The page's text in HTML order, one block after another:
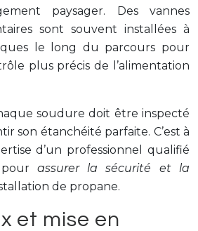
paysager. Des vannes
sont souvent installées à
le long du parcours pour
plus précis de l’alimentation
soudure doit être inspecté
son étanchéité parfaite. C’est à
d’un professionnel qualifié
pour assurer la sécurité et la
de propane.
et mise en